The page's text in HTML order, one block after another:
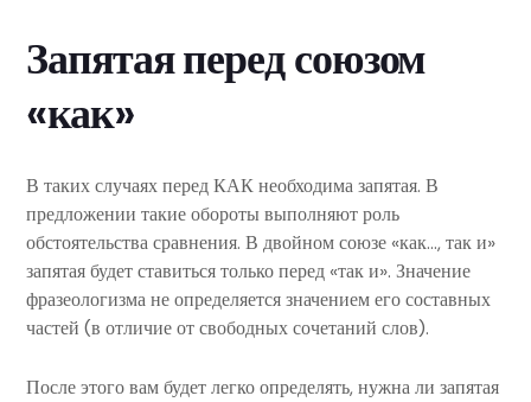
Запятая перед союзом
«как»
В таких случаях перед КАК необходима запятая. В
предложении такие обороты выполняют роль
обстоятельства сравнения. В двойном союзе «как…, так и»
запятая будет ставиться только перед «так и». Значение
фразеологизма не определяется значением его составных
частей (в отличие от свободных сочетаний слов).
После этого вам будет легко определять, нужна ли запятая